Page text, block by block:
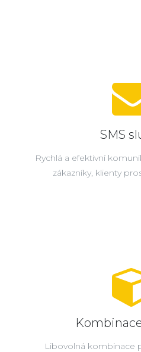
SMS
Rychlá a efektivní
zákazníky, klienty
Libovolná kombinace